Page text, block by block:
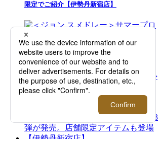
限定でご紹介【伊勢丹新宿店】
2026.08.05 - 08.18
＜ジョン スメドレー＞サマープロモーション
を開催！【伊勢丹新宿店】